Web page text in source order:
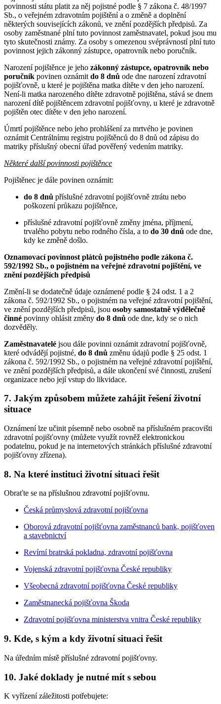
povinnosti státu platit za něj pojistné podle § 7 zákona č. 48/1997
Sb., o veřejném zdravotním pojištění a o změně a doplnění
některých souvisejících zákonů, ve znění pozdějších předpisů. Za
osoby zaměstnané plní tuto povinnost zaměstnavatel, pokud jsou mu
tyto skutečnosti známy. Za osoby s omezenou svéprávností plní tuto
povinnost jejich zákonný zástupce, opatrovník nebo poručník.
Narození pojištěnce je jeho zákonný zástupce, opatrovník nebo
poručník povinen oznámit do 8 dnů ode dne narození zdravotní
pojišťovně, u které je pojištěna matka dítěte v den jeho narození.
Není-li matka narozeného dítěte zdravotně pojištěna, stává se dnem
narození dítě pojištěncem zdravotní pojišťovny, u které je zdravotně
pojištěn otec dítěte v den jeho narození.
Úmrtí pojištěnce nebo jeho prohlášení za mrtvého je povinen
oznámit Centrálnímu registru pojištěnců do 8 dnů od zápisu do
matriky příslušný obecní úřad pověřený vedením matriky.
Některé další povinnosti pojištěnce
Pojištěnec je dále povinen oznámit:
do 8 dnů příslušné zdravotní pojišťovně ztrátu nebo
poškození průkazu pojištěnce,
příslušné zdravotní pojišťovně změny jména, příjmení,
trvalého pobytu nebo rodného čísla, a to do 30 dnů ode dne,
kdy ke změně došlo.
Oznamovací povinnost plátců pojistného podle zákona č.
592/1992 Sb., o pojistném na veřejné zdravotní pojištění, ve
znění pozdějších předpisů
Změní-li se dodatečně údaje oznámené podle § 24 odst. 1 a 2
zákona č. 592/1992 Sb., o pojistném na veřejné zdravotní pojištění,
ve znění pozdějších předpisů, jsou osoby samostatně výdělečně
činné povinny ohlásit změny do 8 dnů ode dne, kdy se o nich
dozvěděly.
Zaměstnavatelé jsou dále povinni oznámit zdravotní pojišťovně,
které odvádějí pojistné, do 8 dnů změnu údajů podle § 25 odst. 1
zákona č. 592/1992 Sb., o pojistném na veřejné zdravotní pojištění,
ve znění pozdějších předpisů, a dále ukončení své činnosti, zrušení
organizace nebo její vstup do likvidace.
7. Jakým způsobem můžete zahájit řešení životní
situace
Oznámení lze učinit písemně nebo osobně na příslušném pracovišti
zdravotní pojišťovny (můžete využít rovněž elektronickou
podatelnu, pokud je na internetových stránkách příslušné zdravotní
pojišťovny zřízena).
8. Na které instituci životní situaci řešit
Obraťte se na příslušnou zdravotní pojišťovnu.
Česká průmyslová zdravotní pojišťovna
Oborová zdravotní pojišťovna zaměstnanců bank, pojišťoven
a stavebnictví
Revírní bratrská pokladna, zdravotní pojišťovna
Vojenská zdravotní pojišťovna České republiky
Všeobecná zdravotní pojišťovna České republiky
Zaměstnanecká pojišťovna Škoda
Zdravotní pojišťovna ministerstva vnitra České republiky
9. Kde, s kým a kdy životní situaci řešit
Na úředním místě příslušné zdravotní pojišťovny.
10. Jaké doklady je nutné mít s sebou
K vyřízení záležitosti potřebujete: